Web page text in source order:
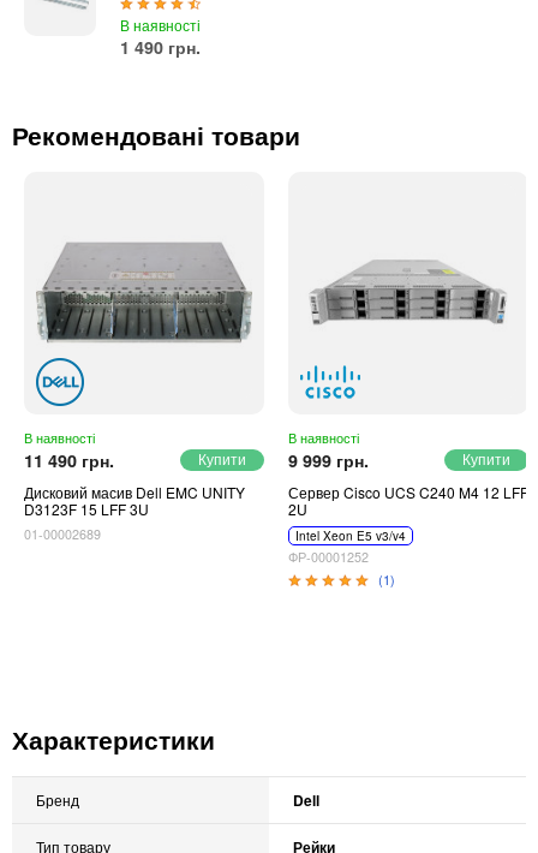
В наявності
1 490 грн.
Рекомендовані товари
В наявності
11 490 грн.
Дисковий масив Dell EMC UNITY
D3123F 15 LFF 3U
01-00002689
В наявності
9 999 грн.
Сервер Cisco UCS C240 M4 12 LFF
2U
Intel Xeon E5 v3/v4
ФР-00001252
(1)
Характеристики
Бренд Dell
Тип товару Рейки